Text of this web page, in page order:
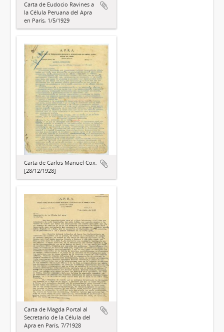
Carta de Eudocio Ravines a
la Célula Peruana del Apra
en París, 1/5/1929
Carta de Carlos Manuel Cox,
[28/12/1928]
Carta de Magda Portal al
Secretario de la Célula del
Apra en París, 7/71928